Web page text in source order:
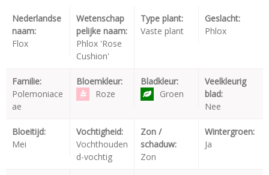
Nederlandse
naam:
Flox
Wetenschap
pelijke naam:
Phlox 'Rose
Cushion'
Type plant:
Vaste plant
Geslacht:
Phlox
Familie:
Polemoniace
ae
Bloemkleur:
Roze
Bladkleur:
Groen
Veelkleurig
blad:
Nee
Bloeitijd:
Mei
Vochtigheid:
Vochthouden
d-vochtig
Zon /
schaduw:
Zon
Wintergroen:
Ja